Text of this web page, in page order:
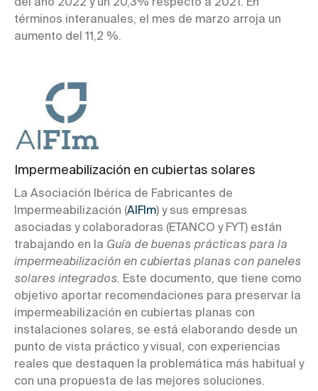
del año 2022 y un 20,3% respecto a 2021. En
términos interanuales, el mes de marzo arroja un
aumento del 11,2 %.
Impermeabilización en cubiertas solares
La Asociación Ibérica de Fabricantes de
Impermeabilización (AIFIm) y sus empresas
asociadas y colaboradoras (ETANCO y FYT) están
trabajando en la Guía de buenas prácticas para la
impermeabilización en cubiertas planas con paneles
solares integrados. Este documento, que tiene como
objetivo aportar recomendaciones para preservar la
impermeabilización en cubiertas planas con
instalaciones solares, se está elaborando desde un
punto de vista práctico y visual, con experiencias
reales que destaquen la problemática más habitual y
con una propuesta de las mejores soluciones.